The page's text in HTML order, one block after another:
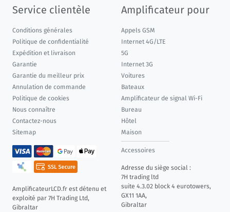
Service clientèle
Conditions générales
Politique de confidentialité
Expédition et livraison
Garantie
Garantie du meilleur prix
Annulation de commande
Politique de cookies
Nous connaître
Contactez-nous
Sitemap
AmplificateurLCD.fr est détenu et
exploité par 7H Trading Ltd,
Gibraltar
Amplificateur pour
Appels GSM
Internet 4G/LTE
5G
Internet 3G
Voitures
Bateaux
Amplificateur de signal Wi-Fi
Bureau
Hôtel
Maison
Accessoires
Adresse du siège social :
7H trading ltd
suite 4.3.02 block 4 eurotowers,
GX11 1AA,
Gibraltar